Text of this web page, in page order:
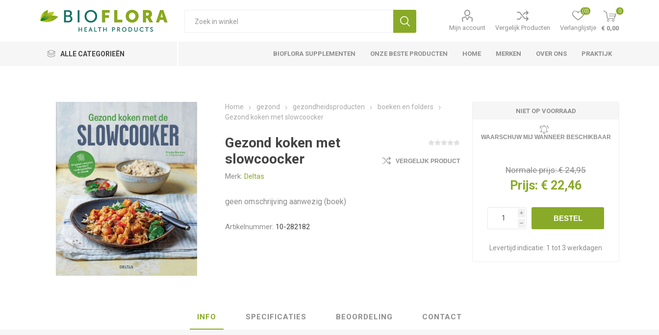
Mijn account Vergelijk Producten Verlanglijstje
(0) 0
€ 0,00
ALLE CATEGORIEËN BIOFLORA SUPPLEMENTEN ONZE BESTE PRODUCTEN HOME MERKEN OVER ONS PRAKTIJK
Home gezond gezondheidsproducten
boeken en folders
Gezond koken met slowcoocker
Gezond koken met
slowcoocker
Merk: Deltas
VERGELIJK PRODUCT
geen omschrijving aanwezig (boek)
Artikelnummer: 10-282182
NIET OP VOORRAAD
WAARSCHUW MIJ WANNEER BESCHIKBAAR
Normale prijs:€ 24,95
Prijs: € 22,46
i
h
BESTEL
Levertijd indicatie: 1 tot 3 werkdagen
INFO SPECIFICATIES BEOORDELING CONTACT